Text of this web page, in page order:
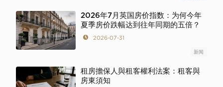
2026年7月英国房价指数：为何今年
夏季房价跌幅达到往年同期的五倍？
2026-07-31
新闻
租房擔保人與租客權利法案：租客與
房東須知